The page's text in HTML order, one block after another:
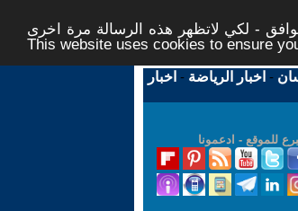
- لكي لاتظهر هذه الرسالة مرة اخرى -
This website uses cookies to ensure
- اخبار الرياضة - اخبار
للموقع - ادعمونا